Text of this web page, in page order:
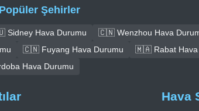
Şehirler
Hava Durumu 🇨🇳 Wenzhou Hava
🇨🇳 Fuyang Hava Durumu 🇲🇦 Rabat Hava
Hava Durumu
Hava